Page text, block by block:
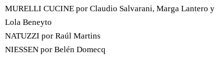
MURELLI CUCINE por Claudio Salvarani, Marga Lantero y
Lola Beneyto
NATUZZI por Raúl Martins
NIESSEN por Belén Domecq